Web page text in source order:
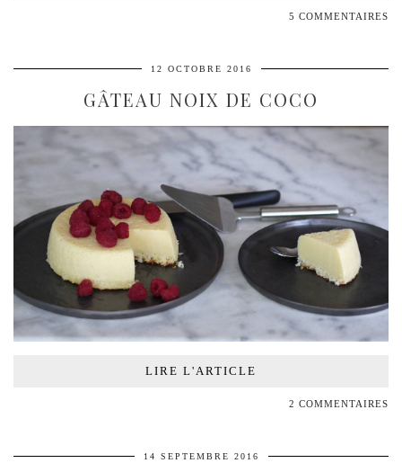
5 COMMENTAIRES
12 OCTOBRE 2016
GÂTEAU NOIX DE COCO
LIRE L'ARTICLE
2 COMMENTAIRES
14 SEPTEMBRE 2016